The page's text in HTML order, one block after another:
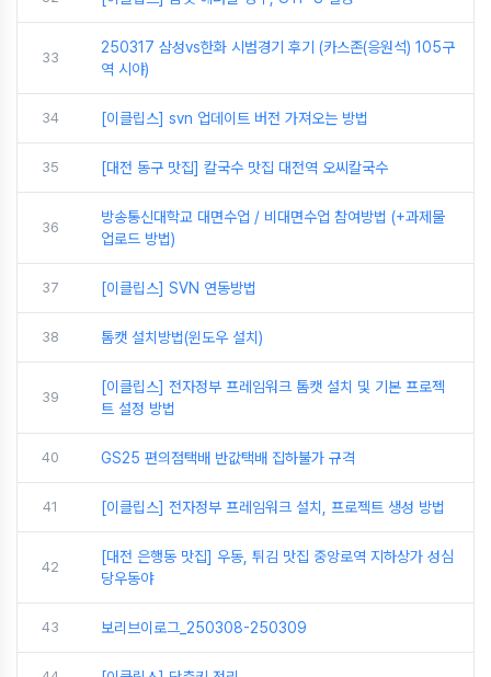
33
250317 삼성vs한화 시범경기 후기 (카스존(응원석) 105구
역 시야)
34 [이클립스] svn 업데이트 버전 가져오는 방법
35 [대전 동구 맛집] 칼국수 맛집 대전역 오씨칼국수
36
방송통신대학교 대면수업 / 비대면수업 참여방법 (+과제물
업로드 방법)
37 [이클립스] SVN 연동방법
38 톰캣 설치방법(윈도우 설치)
39
[이클립스] 전자정부 프레임워크 톰캣 설치 및 기본 프로젝
트 설정 방법
40 GS25 편의점택배 반값택배 집하불가 규격
41 [이클립스] 전자정부 프레임워크 설치, 프로젝트 생성 방법
42
[대전 은행동 맛집] 우동, 튀김 맛집 중앙로역 지하상가 성심
당우동야
43 보리브이로그_250308-250309